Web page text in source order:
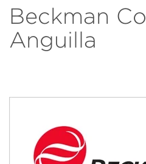
Beckman
Anguilla